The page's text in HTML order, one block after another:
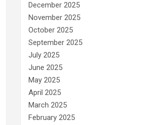
December 2025
November 2025
October 2025
September 2025
July 2025
June 2025
May 2025
April 2025
March 2025
February 2025